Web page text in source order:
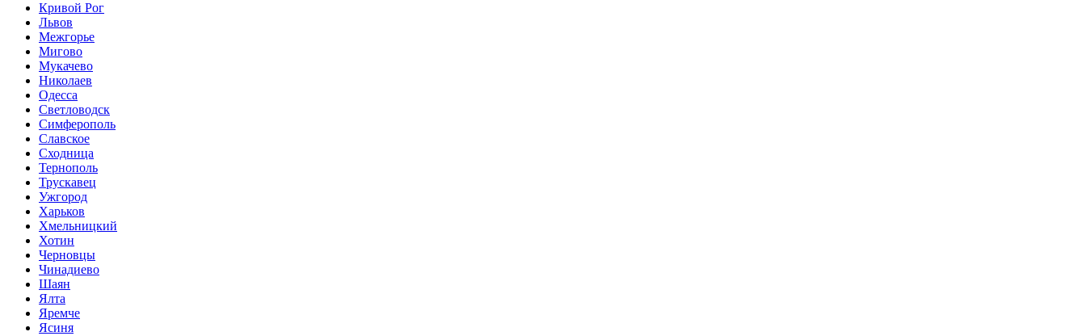
Кривой Рог
Львов
Межгорье
Мигово
Мукачево
Николаев
Одесса
Светловодск
Симферополь
Славское
Сходница
Тернополь
Трускавец
Ужгород
Харьков
Хмельницкий
Хотин
Черновцы
Чинадиево
Шаян
Ялта
Яремче
Ясиня